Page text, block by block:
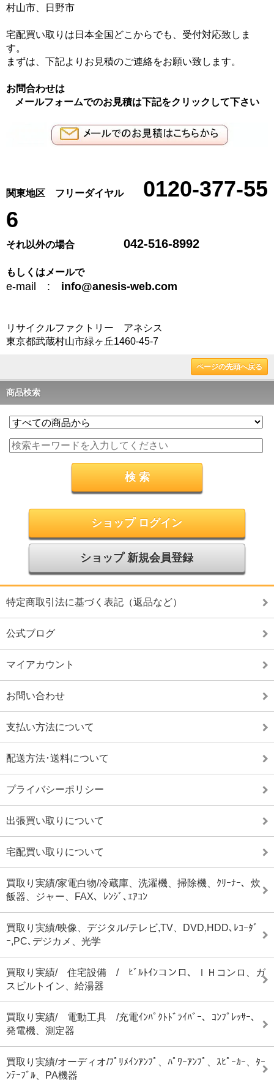
村山市、日野市
宅配買い取りは日本全国どこからでも、受付対応致しま
す。
まずは、下記よりお見積のご連絡をお願い致します。
お問合わせは
メールフォームでのお見積は下記をクリックして下さい
関東地区 フリーダイヤル 0120-377-55
6
それ以外の場合 042-516-8992
もしくはメールで
e-mail : info@anesis-web.com
リサイクルファクトリー アネシス
東京都武蔵村山市緑ヶ丘1460-45-7
ページの先頭へ戻る
商品検索
ショップ ログイン
ショップ 新規会員登録
特定商取引法に基づく表記（返品など）
公式ブログ
マイアカウント
お問い合わせ
支払い方法について
配送方法･送料について
プライバシーポリシー
出張買い取りについて
宅配買い取りについて
買取り実績/家電白物/冷蔵庫、洗濯機、掃除機、ｸﾘｰﾅｰ、炊
飯器、ジャー、FAX、ﾚﾝｼﾞ､ｴｱｺﾝ
買取り実績/映像、デジタル/テレビ,TV、DVD,HDD､ﾚｺｰﾀﾞ
ｰ,PC､デジカメ、光学
買取り実績/ 住宅設備 / ﾋﾞﾙﾄｲﾝコンロ、ＩＨコンロ、ガ
スビルトイン、給湯器
買取り実績/ 電動工具 /充電ｲﾝﾊﾟｸﾄﾄﾞﾗｲﾊﾞｰ、ｺﾝﾌﾟﾚｯｻｰ、
発電機、測定器
買取り実績/オーディオ/ﾌﾟﾘﾒｲﾝｱﾝﾌﾟ、ﾊﾟﾜｰｱﾝﾌﾟ、ｽﾋﾟｰｶｰ、ﾀｰ
ﾝﾃｰﾌﾞﾙ、PA機器